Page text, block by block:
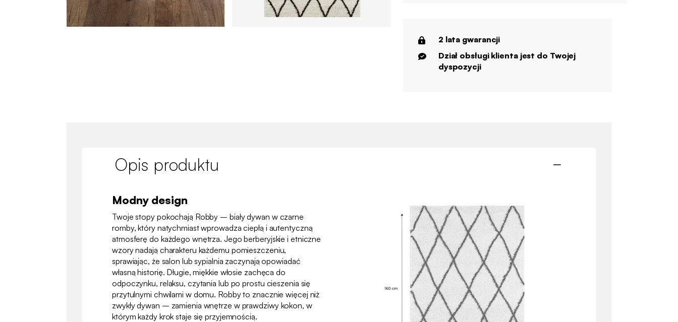
2 lata gwarancji
Dział obsługi klienta jest do Twojej
dyspozycji
Opis produktu
Modny design
Twoje stopy pokochają Robby – biały dywan w czarne
romby, który natychmiast wprowadza ciepłą i autentyczną
atmosferę do każdego wnętrza. Jego berberyjskie i etniczne
wzory nadają charakteru każdemu pomieszczeniu,
sprawiając, że salon lub sypialnia zaczynają opowiadać
własną historię. Długie, miękkie włosie zachęca do
odpoczynku, relaksu, czytania lub po prostu cieszenia się
przytulnymi chwilami w domu. Robby to znacznie więcej niż
zwykły dywan – zamienia wnętrze w prawdziwy kokon, w
którym każdy krok staje się przyjemnością.